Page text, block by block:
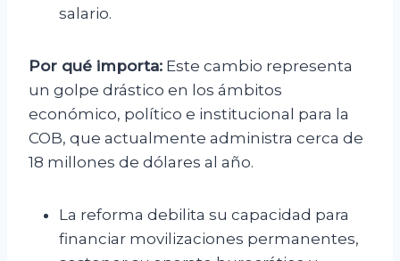
salario.
Por qué importa: Este cambio representa
un golpe drástico en los ámbitos
económico, político e institucional para la
COB, que actualmente administra cerca de
18 millones de dólares al año.
La reforma debilita su capacidad para
financiar movilizaciones permanentes,